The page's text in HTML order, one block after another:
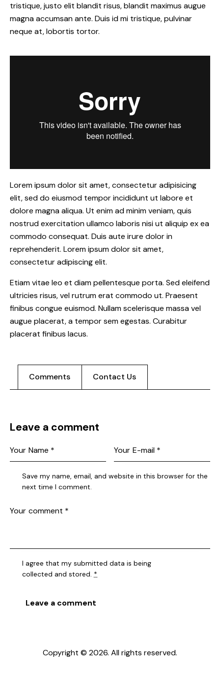
tristique, justo elit blandit risus, blandit maximus augue
magna accumsan ante. Duis id mi tristique, pulvinar
neque at, lobortis tortor.
Lorem ipsum dolor sit amet, consectetur adipisicing
elit, sed do eiusmod tempor incididunt ut labore et
dolore magna aliqua. Ut enim ad minim veniam, quis
nostrud exercitation ullamco laboris nisi ut aliquip ex ea
commodo consequat. Duis aute irure dolor in
reprehenderit. Lorem ipsum dolor sit amet,
consectetur adipiscing elit.
Etiam vitae leo et diam pellentesque porta. Sed eleifend
ultricies risus, vel rutrum erat commodo ut. Praesent
finibus congue euismod. Nullam scelerisque massa vel
augue placerat, a tempor sem egestas. Curabitur
placerat finibus lacus.
Comments Contact Us
Leave a comment
Save my name, email, and website in this browser for the
next time I comment.
I agree that my submitted data is being
collected and stored. *
Copyright © 2026. All rights reserved.